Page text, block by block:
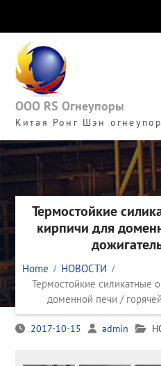
content
ООО RS Огнеупоры
Китая Ронг Шэн
Термостойкие
кирпичи для
Home
НОВОСТИ
Термостойкие силикатные
доменной печи /
2017-10-15 admin